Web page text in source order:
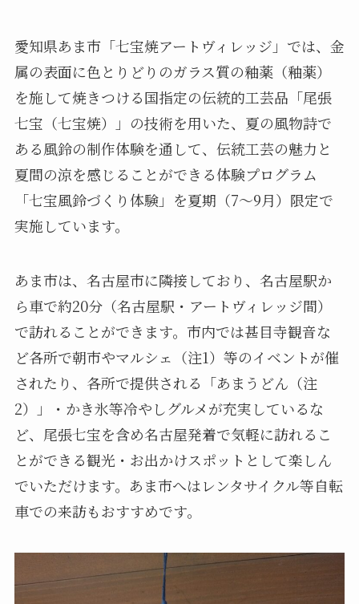
愛知県あま市「七宝焼アートヴィレッジ」では、金
属の表面に色とりどりのガラス質の釉薬（釉薬）
を施して焼きつける国指定の伝統的工芸品「尾張
七宝（七宝焼）」の技術を用いた、夏の風物詩で
ある風鈴の制作体験を通して、伝統工芸の魅力と
夏間の涼を感じることができる体験プログラム
「七宝風鈴づくり体験」を夏期（7～9月）限定で
実施しています。
あま市は、名古屋市に隣接しており、名古屋駅か
ら車で約20分（名古屋駅・アートヴィレッジ間）
で訪れることができます。市内では甚目寺観音な
ど各所で朝市やマルシェ（注1）等のイベントが催
されたり、各所で提供される「あまうどん（注
2）」・かき氷等冷やしグルメが充実しているな
ど、尾張七宝を含め名古屋発着で気軽に訪れるこ
とができる観光・お出かけスポットとして楽しん
でいただけます。あま市へはレンタサイクル等自転
車での来訪もおすすめです。